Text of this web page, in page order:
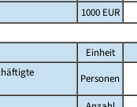
1000 EUR
Einheit
Personen